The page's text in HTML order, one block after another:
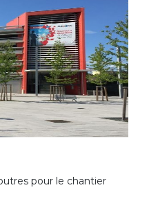
pour le chantier